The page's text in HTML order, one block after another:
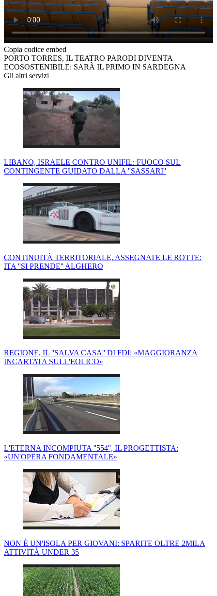
Copia codice embed
PORTO TORRES, IL TEATRO PARODI DIVENTA
ECOSOSTENIBILE: SARÀ IL PRIMO IN SARDEGNA
Gli altri servizi
LIBANO, ISRAELE CONTRO UNIFIL: FUOCO SUL
CONTINGENTE GUIDATO DALLA ''SASSARI''
CONTINUITÀ TERRITORIALE, ASSEGNATE LE ROTTE:
ITA ''SI PRENDE'' ALGHERO
REGIONE, IL ''SALVA CASA'' DI FDI: «MAGGIORANZA
INCARTATA SULL'EOLICO»
L'ETERNA INCOMPIUTA ''554'', IL PROGETTISTA:
«UN'OPERA FONDAMENTALE»
NON È UN'ISOLA PER GIOVANI: SPARITE OLTRE 2MILA
ATTIVITÀ UNDER 35